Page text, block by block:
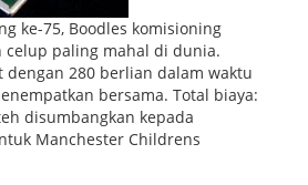
ke-75, Boodles komisioning
paling mahal di dunia.
dengan 280 berlian dalam waktu
bersama. Total biaya:
disumbangkan kepada
Manchester Childrens